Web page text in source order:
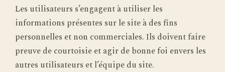
Les utilisateurs s’engagent à utiliser les
informations présentes sur le site à des fins
personnelles et non commerciales. Ils doivent faire
preuve de courtoisie et agir de bonne foi envers les
autres utilisateurs et l’équipe du site.